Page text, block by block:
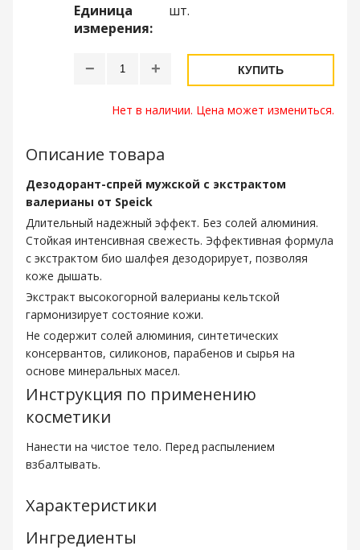
Единица
измерения:
шт.
− + КУПИТЬ
Нет в наличии. Цена может измениться.
Описание товара
Дезодорант-спрей мужской с экстрактом
валерианы от Speick
Длительный надежный эффект. Без солей алюминия.
Стойкая интенсивная свежесть. Эффективная формула
с экстрактом био шалфея дезодорирует, позволяя
коже дышать.
Экстракт высокогорной валерианы кельтской
гармонизирует состояние кожи.
Не содержит солей алюминия, синтетических
консервантов, силиконов, парабенов и сырья на
основе минеральных масел.
Инструкция по применению
косметики
Нанести на чистое тело. Перед распылением
взбалтывать.
Характеристики
Ингредиенты